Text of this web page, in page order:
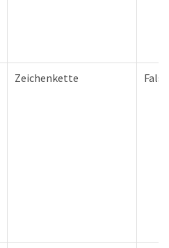
Zeichenkette